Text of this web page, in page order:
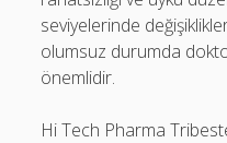
seviyelerinde
olumsuz durumda
önemlidir.
Hi Tech Pharma